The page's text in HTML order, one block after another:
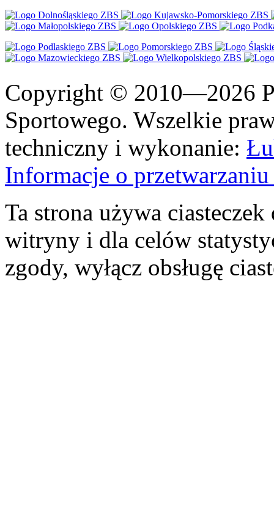
Copyright © 2010—2026
Sportowego. Wszelkie
techniczny i wykonanie:
Informacje o
Ta strona używa
witryny i dla celów
zgody, wyłącz obsługę